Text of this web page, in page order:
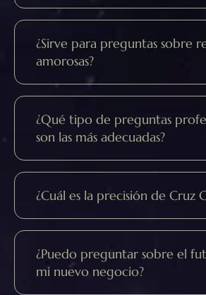
¿Sirve para preguntas sobre
amorosas?
¿Qué tipo de preguntas
son las más adecuadas?
¿Cuál es la precisión de Cruz
¿Puedo preguntar sobre el
mi nuevo negocio?